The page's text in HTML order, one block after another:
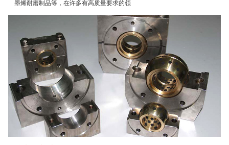
墨烯耐磨制品等，在许多有高质量要求的领